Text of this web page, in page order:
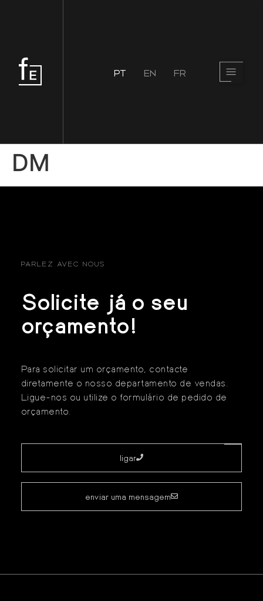
PT EN FR
DM
PARLEZ AVEC NOUS
Solicite já o seu
orçamento!
Para solicitar um orçamento, contacte
diretamente o nosso departamento de vendas.
Ligue-nos ou utilize o formulário de pedido de
orçamento.
ligar
enviar uma mensagem